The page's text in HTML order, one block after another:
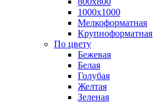
1000х1000
Мелкоформатная
Крупноформатная
По цвету
Бежевая
Белая
Голубая
Желтая
Зеленая